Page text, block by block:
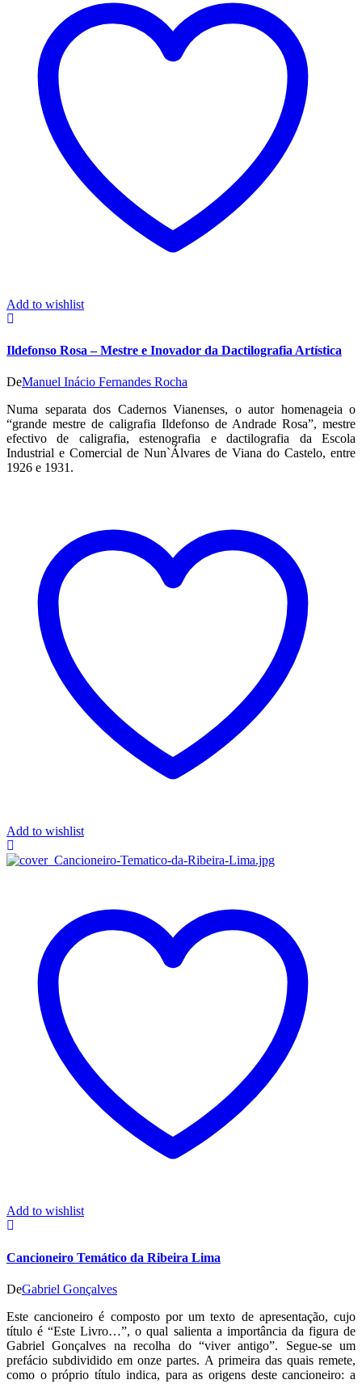
Add to wishlist
Ildefonso Rosa – Mestre e Inovador da Dactilografia Artística
DeManuel Inácio Fernandes Rocha
Numa separata dos Cadernos Vianenses, o autor homenageia o
“grande mestre de caligrafia Ildefonso de Andrade Rosa”, mestre
efectivo de caligrafia, estenografia e dactilografia da Escola
Industrial e Comercial de Nun`Álvares de Viana do Castelo, entre
1926 e 1931.
Add to wishlist
Add to wishlist
Cancioneiro Temático da Ribeira Lima
DeGabriel Gonçalves
Este cancioneiro é composto por um texto de apresentação, cujo
título é “Este Livro…”, o qual salienta a importância da figura de
Gabriel Gonçalves na recolha do “viver antigo”. Segue-se um
prefácio subdividido em onze partes. A primeira das quais remete,
como o próprio título indica, para as origens deste cancioneiro: a